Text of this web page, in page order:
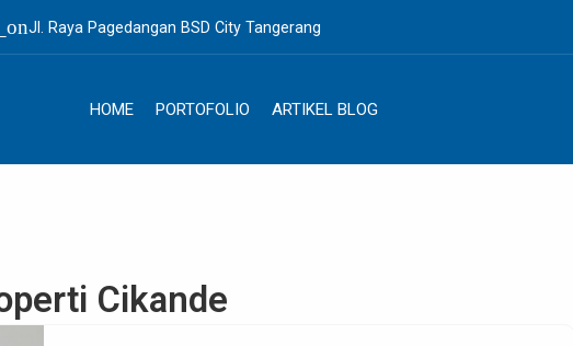
Jl. Raya Pagedangan BSD City Tangerang
HOME PORTOFOLIO ARTIKEL BLOG
Cikande